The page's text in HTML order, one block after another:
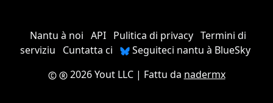
Nantu à noi API Pulitica di privacy Termini di
serviziu
Cuntatta ci
Seguiteci nantu à BlueSky
2026 Yout LLC| Fattu da nadermx